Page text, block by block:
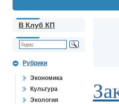
В Клуб КП
Рубрики
Экономика
Культура
Экология